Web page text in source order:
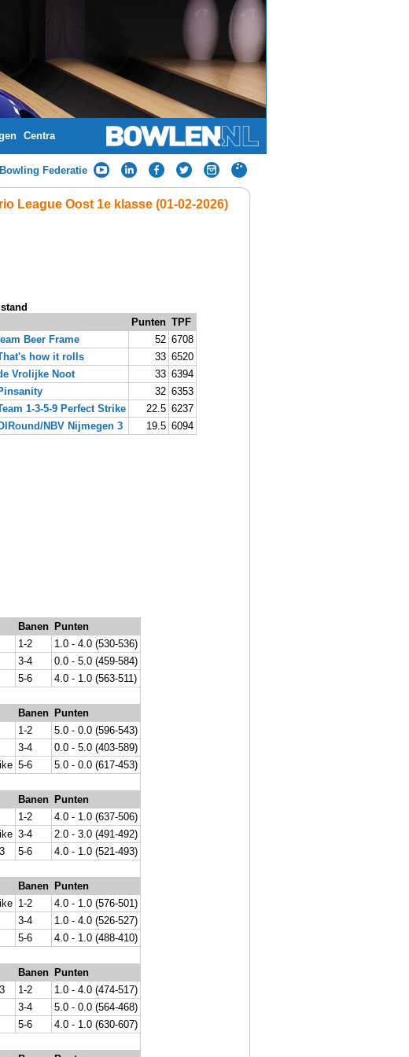
Centra
Federatie
League Oost 1e klasse (01-02-2026)
Punten TPF
Beer Frame 52 6708
how it rolls 33 6520
Vrolijke Noot 33 6394
32 6353
1-3-5-9 Perfect Strike 22.5 6237
NBV Nijmegen 3 19.5 6094
Banen
Punten
1-2
1.0 - 4.0 (530-536)
3-4
0.0 - 5.0 (459-584)
5-6 4.0 - 1.0 (563-511)
Banen
Punten
1-2
5.0 - 0.0 (596-543)
3-4
0.0 - 5.0 (403-589)
5-6 5.0 - 0.0 (617-453)
Banen
Punten
1-2
4.0 - 1.0 (637-506)
3-4
2.0 - 3.0 (491-492)
5-6 4.0 - 1.0 (521-493)
Banen
Punten
1-2
4.0 - 1.0 (576-501)
3-4
1.0 - 4.0 (526-527)
5-6 4.0 - 1.0 (488-410)
Banen
Punten
1-2
1.0 - 4.0 (474-517)
3-4
5.0 - 0.0 (564-468)
5-6 4.0 - 1.0 (630-607)